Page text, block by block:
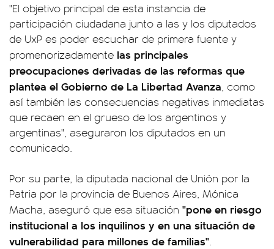
"El objetivo principal de esta instancia de
participación ciudadana junto a las y los diputados
de UxP es poder escuchar de primera fuente y
promenorizadamente las principales
preocupaciones derivadas de las reformas que
plantea el Gobierno de La Libertad Avanza, como
así también las consecuencias negativas inmediatas
que recaen en el grueso de los argentinos y
argentinas", aseguraron los diputados en un
comunicado.
Por su parte, la diputada nacional de Unión por la
Patria por la provincia de Buenos Aires, Mónica
Macha, aseguró que esa situación "pone en riesgo
institucional a los inquilinos y en una situación de
vulnerabilidad para millones de familias".